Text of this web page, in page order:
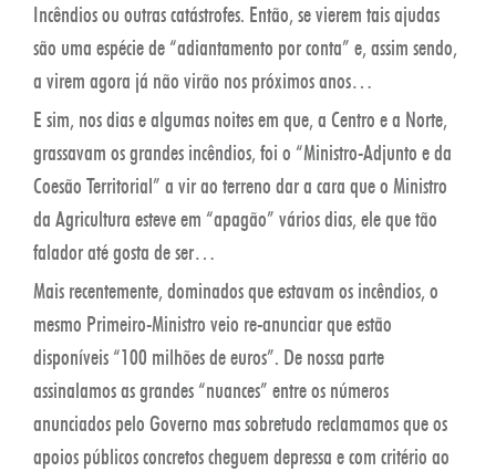
Incêndios ou outras catástrofes. Então, se vierem tais ajudas
são uma espécie de “adiantamento por conta” e, assim sendo,
a virem agora já não virão nos próximos anos…
E sim, nos dias e algumas noites em que, a Centro e a Norte,
grassavam os grandes incêndios, foi o “Ministro-Adjunto e da
Coesão Territorial” a vir ao terreno dar a cara que o Ministro
da Agricultura esteve em “apagão” vários dias, ele que tão
falador até gosta de ser…
Mais recentemente, dominados que estavam os incêndios, o
mesmo Primeiro-Ministro veio re-anunciar que estão
disponíveis “100 milhões de euros”. De nossa parte
assinalamos as grandes “nuances” entre os números
anunciados pelo Governo mas sobretudo reclamamos que os
apoios públicos concretos cheguem depressa e com critério ao